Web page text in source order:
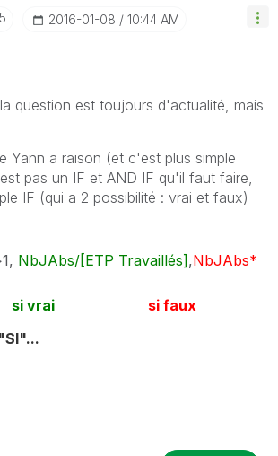
‎2016-01-08 10:44 AM
question est toujours d'actualité, mais
Yann a raison (et c'est plus simple
pas un IF et AND IF qu'il faut faire,
IF (qui a 2 possibilité : vrai et faux)
NbJAbs/[ETP Travaillés] ,NbJAbs*
si vrai si faux